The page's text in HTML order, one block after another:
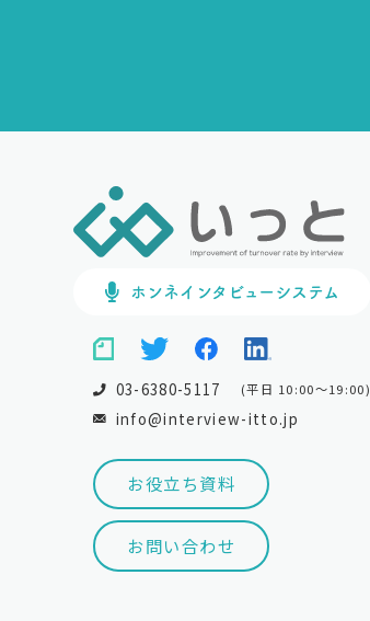
ホンネインタビューシステム
03-6380-5117 (平日 10:00～19:00)
info@interview-itto.jp
お役立ち資料
お問い合わせ